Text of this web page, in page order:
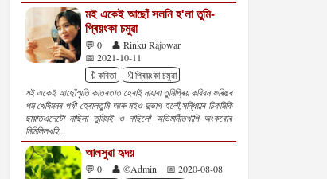
মই একেই আছোঁ সলনি হ'লা তুমি-
প্ৰিয়ংকা চমুৱা
💬 0
👤 Rinku Rajowar
📅 2021-10-11
🔖কবিতা
🔖প্ৰিয়ংকা চমুৱা
মই একেই আছোঁস্মৃতি কাতৰতাত হেৰাই নাযাবা তুমিপ্ৰিয় কবিবন ফৰিঙৰ
পম খেদিমনৰ পখী হেৰালতুমি আৰু মইও দুভাগ হলোঁ,সন্ধিয়াৰ চিকমিকি
ছায়াতএনেটো নাছিলা তুমিমই ও নাছিলোঁ অভিমানীতথাপি অংকবোৰ
নিমিলিলখহি...
আলসুৱা হৃদয়
💬 0 👤 ©Admin
📅 2020-08-08